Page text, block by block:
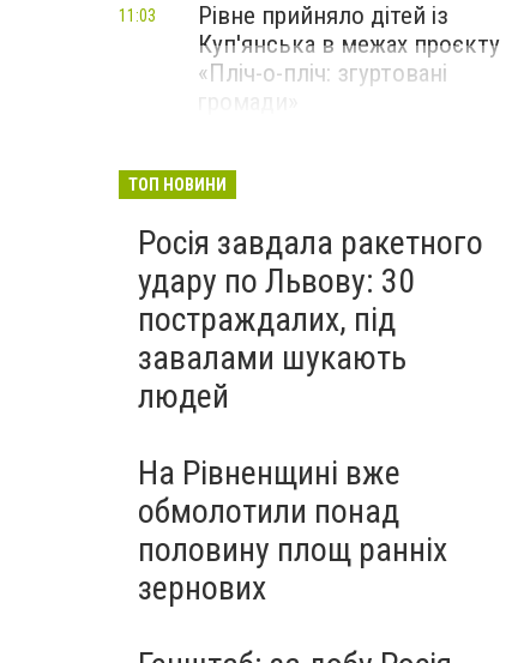
Рівне прийняло дітей із
Куп'янська в межах проєкту
«Пліч-о-пліч: згуртовані
11:03
ТОП НОВИНИ
Росія завдала ракетного
удару по Львову: 30
постраждалих, під
завалами шукають
людей
На Рівненщині вже
обмолотили понад
половину площ ранніх
зернових